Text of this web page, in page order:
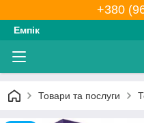
+380
Емпік
Товари та послуги